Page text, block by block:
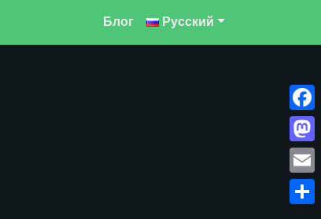
Блог Русский